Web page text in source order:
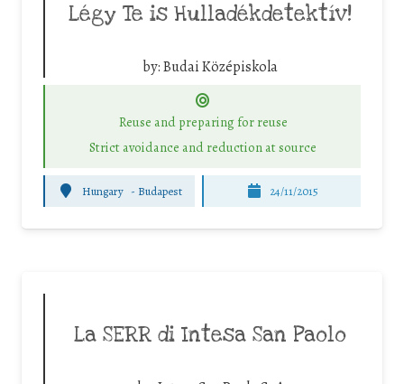
Légy Te is Hulladékdetektív!
by:Budai Középiskola
Reuse and preparing for reuse
Strict avoidance and reduction at source
Hungary - Budapest 24/11/2015
La SERR di Intesa San Paolo